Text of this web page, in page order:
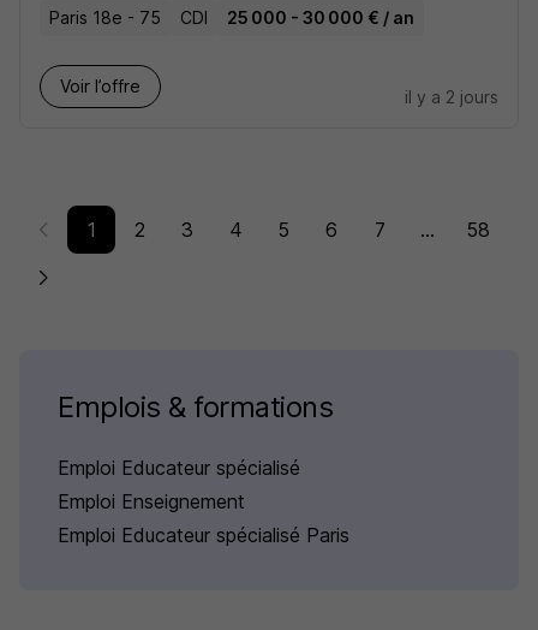
Paris 18e - 75 CDI 25 000 - 30 000 € / an
Voir l’offre
il y a 2 jours
1 2 3 4 5 6 7 ... 58
Emplois & formations
Emploi Educateur spécialisé
Emploi Enseignement
Emploi Educateur spécialisé Paris